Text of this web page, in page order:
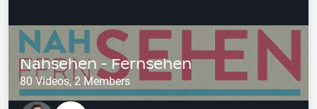
Nahsehen - Fernsehen
80 Videos, 2 Members